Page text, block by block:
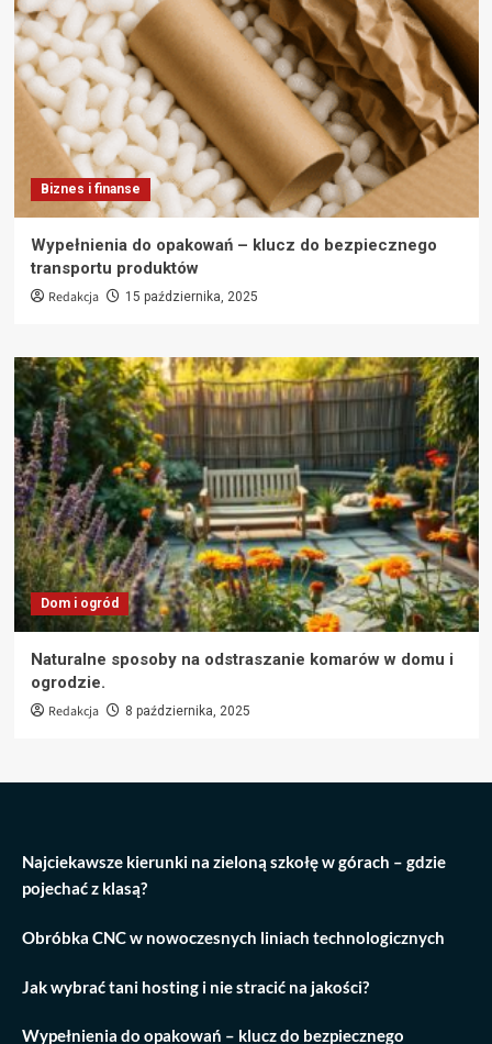
Biznes i finanse
Wypełnienia do opakowań – klucz do bezpiecznego
transportu produktów
Redakcja 15 października, 2025
Dom i ogród
Naturalne sposoby na odstraszanie komarów w domu i
ogrodzie.
Redakcja 8 października, 2025
Najciekawsze kierunki na zieloną szkołę w górach – gdzie
pojechać z klasą?
Obróbka CNC w nowoczesnych liniach technologicznych
Jak wybrać tani hosting i nie stracić na jakości?
Wypełnienia do opakowań – klucz do bezpiecznego